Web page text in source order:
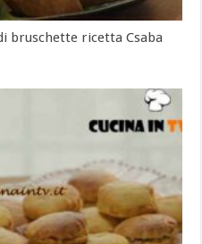
bruschette ricetta Csaba